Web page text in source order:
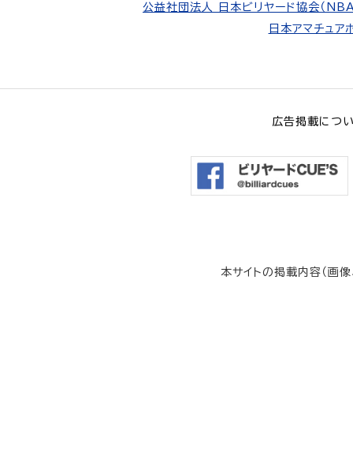
公益社団法人 日本ビリヤード協会（NBA
日本アマチュア
広告掲載につ
本サイトの掲載内容（画